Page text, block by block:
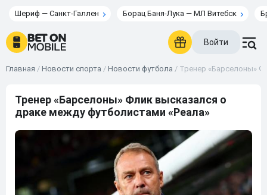
Шериф — Санкт-Галлен Борац Баня-Лука — МЛ Витебск
Войти
Главная / Новости спорта / Новости футбола / Тренер «Барселоны»
Тренер «Барселоны» Флик высказался о
драке между футболистами «Реала»